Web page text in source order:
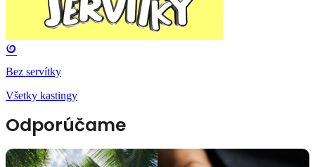
Bez servítky
Všetky kastingy
Odporúčame